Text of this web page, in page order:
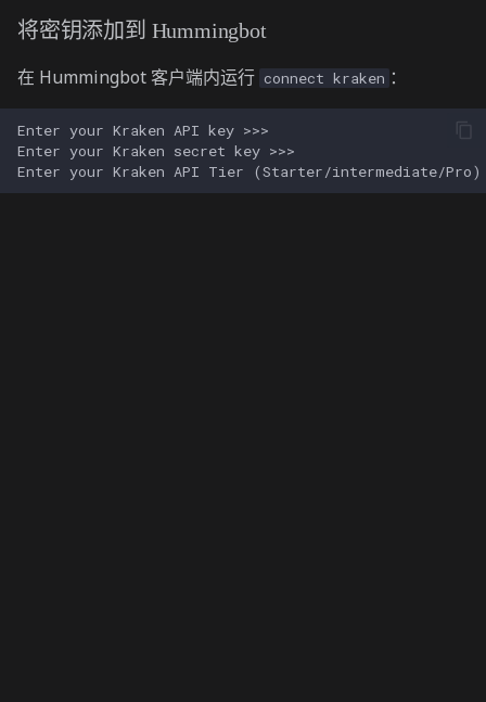
将密钥添加到 Hummingbot
在 Hummingbot 客户端内运行 connect kraken ：